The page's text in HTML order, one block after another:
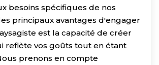
besoins spécifiques de nos
principaux avantages d'engager
est la capacité de créer
reflète vos goûts tout en étant
prenons en compte